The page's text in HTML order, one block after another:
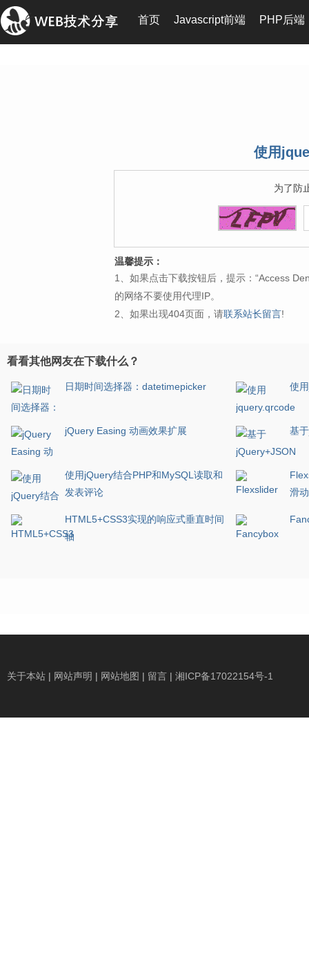
首页 Javascript前端 PHP后端
使用
为了防
温馨提示：
1、如果点击下载按钮后，提示：“Access
的网络不要使用代理IP。
2、如果出现404页面，请联系站长留言!
看看其他网友在下载什么？
日期时间选择器：datetimepicker 使
jQuery Easing 动画效果扩展 基
使用jQuery结合PHP和MySQL读取和
发表评论
滑
HTML5+CSS3实现的响应式垂直时间
轴
关于本站 | 网站声明 | 网站地图 | 留言 | 湘ICP备17022154号-1